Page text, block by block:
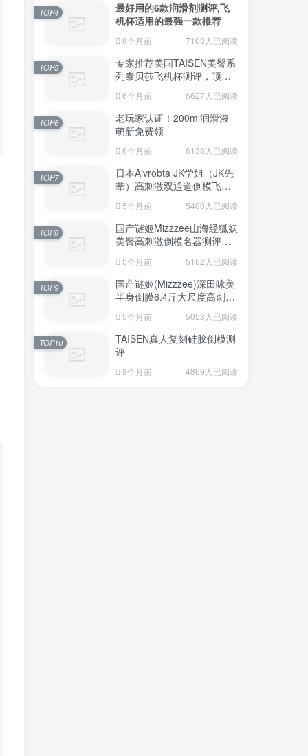
最好用的6款润滑剂测评,飞
机杯适用的最强一款推荐
8个月前 7103人已阅读
TOP4
专家推荐美国TAISEN美臀系
列泰贝莎飞机杯测评，顶级
品质带来极致享受!
6个月前 6627人已阅读
TOP5
老玩家认证！200ml润滑液
萌新免费领
6个月前 6138人已阅读
TOP6
日本Aivrobta JK学姐（JK先
辈）高刺激双通道倒模飞机
杯深度测评报告
5个月前 5400人已阅读
TOP7
国产谜姬Mizzzee山海经狐妖
美臀高刺激倒模名器测评报
5个月前 5162人已阅读
TOP8
国产谜姬(Mizzzee)深田咏美
半身倒膜6.4斤大尺度高刺激
5个月前 5053人已阅读
TOP9
TAISEN真人复刻硅胶倒模测
评
8个月前 4869人已阅读
TOP10